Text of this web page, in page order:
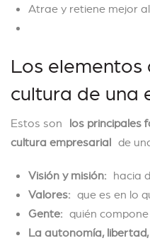
Atrae y retiene mejor
Los
cultura de una
Estos son los principales
cultura empresarial de
Visión y misión: hacia
Valores: que es en lo
Gente: quién
La autonomía,